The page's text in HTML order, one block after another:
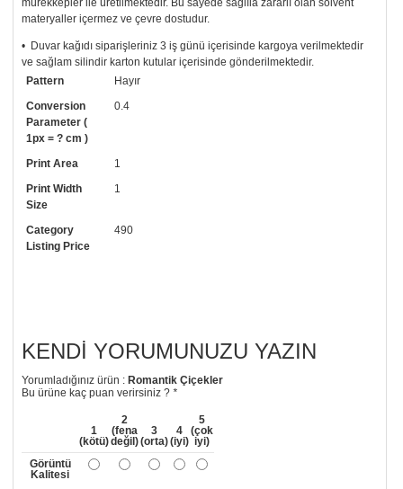
mürekkepler ile üretilmektedir. Bu sayede sağlıla zararlı olan solvent
materyaller içermez ve çevre dostudur.
• Duvar kağıdı siparişleriniz 3 iş günü içerisinde kargoya verilmektedir
ve sağlam silindir karton kutular içerisinde gönderilmektedir.
• Tutkalınız, siparişiniz ile birlikte ücretsiz olarak gönderilecektir.
Uygulaması standart duvar kağıdı ile aynıdır. Siparişiniz ile birlikte
uygulama kılavuzu da gönderilecektir.
arayıp talebinizi iletebilirsiniz.
• Görselde düzenleme yaptırmak istiyorsanız yine bize telefon
numaramızdan ulaşabilirsiniz.
Pattern
Hayır
Conversion
Parameter (
1px = ? cm )
0.4
Print Area
1
Print Width
Size
1
Category
Listing Price
490
KENDI YORUMUNUZU YAZIN
Yorumladığınız ürün : Romantik Çiçekler
Bu ürüne kaç puan verirsiniz ?*
1
(kötü)
2
(fena
değil)
3
(orta)
4
(iyi)
5
(çok
iyi)
Görüntü
Kalitesi